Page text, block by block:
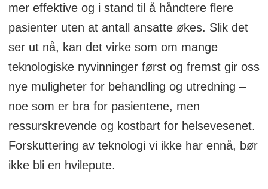
mer effektive og i stand til å håndtere flere
pasienter uten at antall ansatte økes. Slik det
ser ut nå, kan det virke som om mange
teknologiske nyvinninger først og fremst gir oss
nye muligheter for behandling og utredning –
noe som er bra for pasientene, men
ressurskrevende og kostbart for helsevesenet.
Forskuttering av teknologi vi ikke har ennå, bør
ikke bli en hvilepute.